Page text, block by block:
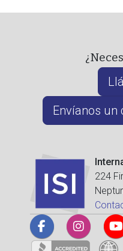
Envíanos un
224